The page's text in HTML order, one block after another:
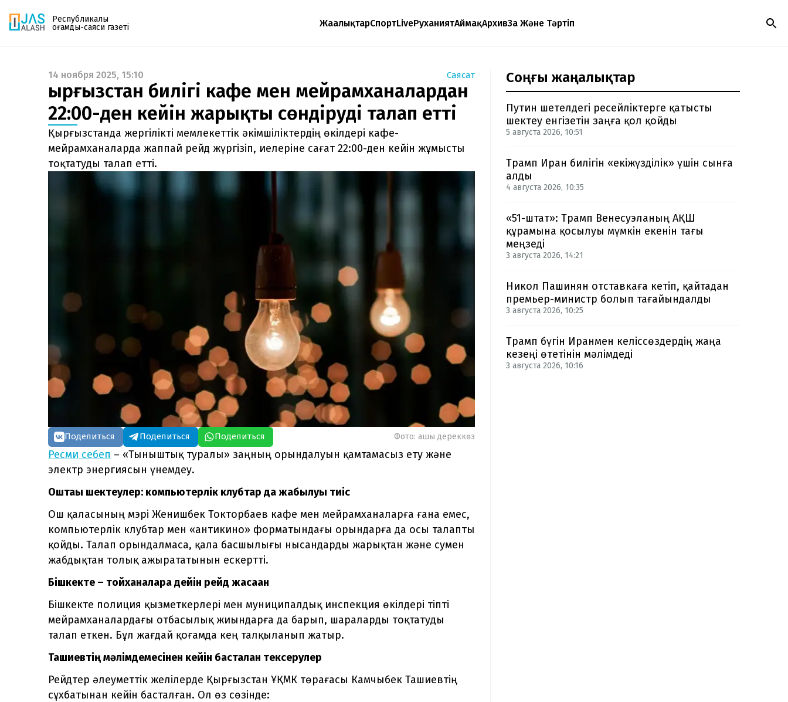
Республикалық
қоғамдық-саяси газеті
ЖаңалықтарСпортLiveРуханиятАймақАрхивЗаң Және Тәртіп
Газетке жазылу
PDF форматтағы газетті ай сайын электронды
поштаңызға алып отырыңыз. Жаңа нөмір
шыққан сәтте сізге бірден жіберіледі. Тек email
енгізіңіз, біз қалғанын өзіміз жібереміз.
14 ноября 2025, 15:10 Саясат
Қырғызстан билігі кафе мен мейрамханалардан
22:00-ден кейін жарықты сөндіруді талап етті
Қырғызстанда жергілікті мемлекеттік әкімшіліктердің өкілдері кафе-
мейрамханаларда жаппай рейд жүргізіп, иелеріне сағат 22:00-ден кейін жұмысты
тоқтатуды талап етті.
Поделиться Поделиться Поделиться Фото: ашық дереккөз
Ресми себеп – «Тыныштық туралы» заңның орындалуын қамтамасыз ету және
электр энергиясын үнемдеу.
Оштағы шектеулер: компьютерлік клубтар да жабылуы тиіс
Ош қаласының мэрі Женишбек Токторбаев кафе мен мейрамханаларға ғана емес,
компьютерлік клубтар мен «антикино» форматындағы орындарға да осы талапты
қойды. Талап орындалмаса, қала басшылығы нысандарды жарықтан және сумен
жабдықтан толық ажырататынын ескертті.
Бішкекте – тойханаларға дейін рейд жасаған
Бішкекте полиция қызметкерлері мен муниципалдық инспекция өкілдері тіпті
мейрамханалардағы отбасылық жиындарға да барып, шараларды тоқтатуды
талап еткен. Бұл жағдай қоғамда кең талқыланып жатыр.
Ташиевтің мәлімдемесінен кейін басталған тексерулер
Рейдтер әлеуметтік желілерде Қырғызстан ҰҚМК төрағасы Камчыбек Ташиевтің
сұхбатынан кейін басталған. Ол өз сөзінде:
Соңғы жаңалықтар
Путин шетелдегі ресейліктерге қатысты
шектеу енгізетін заңға қол қойды
5 августа 2026, 10:51
Трамп Иран билігін «екіжүзділік» үшін сынға
алды
4 августа 2026, 10:35
«51-штат»: Трамп Венесуэланың АҚШ
құрамына қосылуы мүмкін екенін тағы
меңзеді
3 августа 2026, 14:21
Никол Пашинян отставкаға кетіп, қайтадан
премьер-министр болып тағайындалды
3 августа 2026, 10:25
Трамп бүгін Иранмен келіссөздердің жаңа
кезеңі өтетінін мәлімдеді
3 августа 2026, 10:16